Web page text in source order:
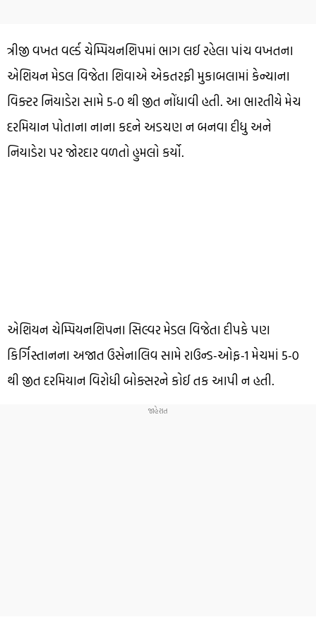
ત્રીજી વખત વર્લ્ડ ચેમ્પિયનશિપમાં ભાગ લઈ રહેલા પાંચ વખતના
એશિયન મેડલ વિજેતા શિવાએ એકતરફી મુકાબલામાં કેન્યાના
વિક્ટર નિયાડેરા સામે 5-0 થી જીત નોંધાવી હતી. આ ભારતીયે મેચ
દરમિયાન પોતાના નાના કદને અડચણ ન બનવા દીધુ અને
નિયાડેરા પર જોરદાર વળતો હુમલો કર્યો.
એશિયન ચેમ્પિયનશિપના સિલ્વર મેડલ વિજેતા દીપકે પણ
કિર્ગિસ્તાનના અજાત ઉસેનાલિવ સામે રાઉન્ડ-ઓફ-1 મેચમાં 5-0
થી જીત દરમિયાન વિરોધી બોક્સરને કોઈ તક આપી ન હતી.